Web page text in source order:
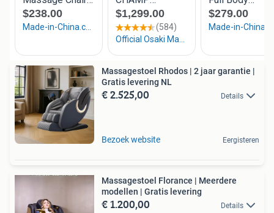
Massagestoel Rhodos | 2 jaar garantie |
Gratis levering NL
€ 2.525,00 Details
Bezoek website Eergisteren
Massagestoel Florance | Meerdere
modellen | Gratis levering
€ 1.200,00 Details